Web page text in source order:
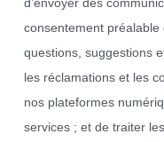
consentement préalable
questions, suggestions
les réclamations et les
nos plateformes
services ; et de traiter